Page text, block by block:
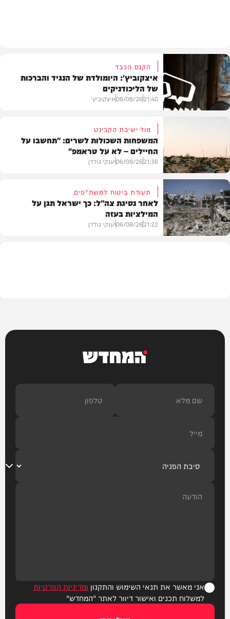
חדשות
הקנס הכבד
איצקוביץ': היומולדת של הנגיד והברכות
של הליכודניקים
21:40
06/08/26איצקוביץ'
צבא וביטחון
מול ישיבת הקבינט
המשפחות השכולות לשרים: "תחשבו על
החיילים – לא על טראמפ"
21:36
06/08/26יענקי גולדן
תעודת ביטוח למשת"פים
לאחר נסיגת צה"ל: כך ישראל תגן על
המילציות בעזה
21:22
06/08/26יענקי גולדן
המחדש
אני מאשר את תנאי השימוש והתקנון ומדיניות הפרטיות
למשלוח תכנים ואישור דיוור לאתר "המחדש"